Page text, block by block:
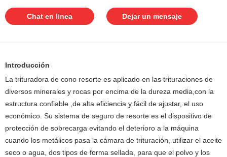
Chat en linea Dejar un mensaje
Introducción
La trituradora de cono resorte es aplicado en las trituraciones de
diversos minerales y rocas por encima de la dureza media,con la
estructura confiable ,de alta eficiencia y fácil de ajustar, el uso
económico. Su sistema de seguro de resorte es el dispositivo de
protección de sobrecarga evitando el deterioro a la máquina
cuando los metálicos pasa la cámara de trituración, utilizar el aceite
seco o agua, dos tipos de forma sellada, para que el polvo y los